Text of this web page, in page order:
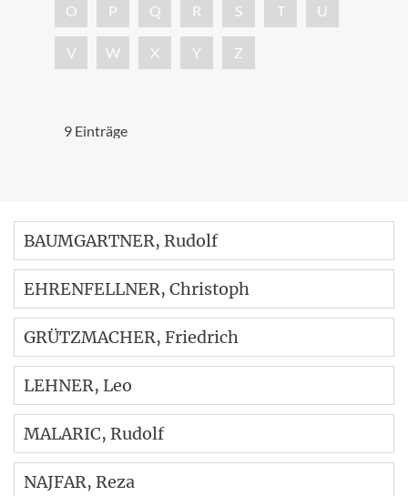
O P Q R S T U
V W X Y Z
9 Einträge
BAUMGARTNER, Rudolf
EHRENFELLNER, Christoph
GRÜTZMACHER, Friedrich
LEHNER, Leo
MALARIC, Rudolf
NAJFAR, Reza